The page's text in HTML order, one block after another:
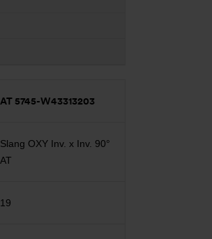
AT 5745-W43313203
Slang OXY Inv. x Inv. 90°
AT
19